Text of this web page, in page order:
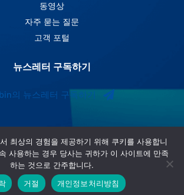
동영상
자주 묻는 질문
고객 포털
뉴스레터 구독하기
의 뉴스레터 구독하기
최상의 경험을 제공하기 위해 쿠키를 사용합니
사용하는 경우 당사는 귀하가 이 사이트에 만족
하는 것으로 간주합니다.
거절 개인정보처리방침